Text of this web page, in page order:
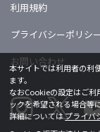
利用規約
プライバシーポリシ
お問い合わせ
本サイトでは利用者の利
ます。
なおCookieの設定はご利
ックを希望される場合等
詳細についてはプライバ